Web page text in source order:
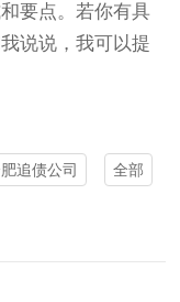
要点。若你有具
说说，我可以提
追债公司 全部